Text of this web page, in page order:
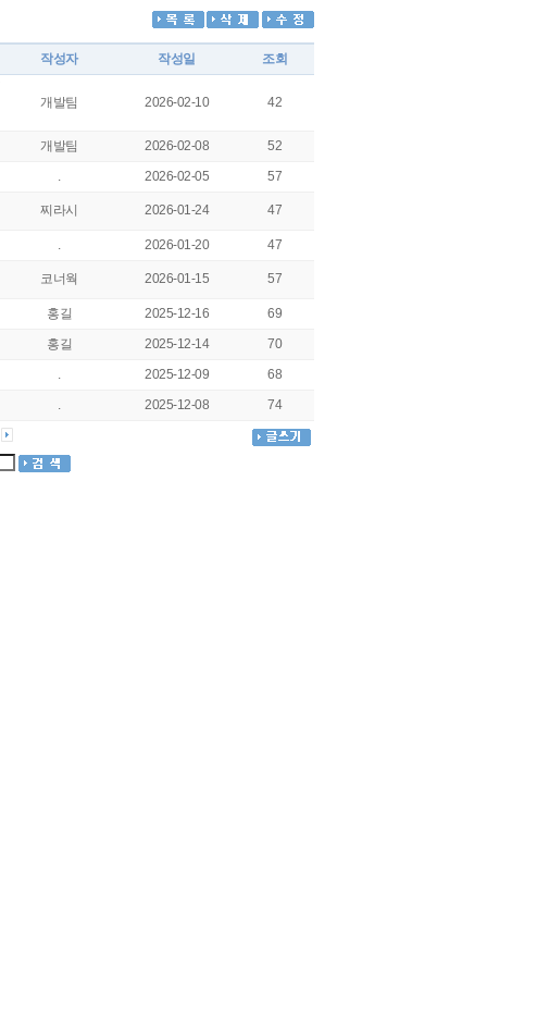
작성자 작성일 조회
개발팀 2026-02-10 42
개발팀 2026-02-08
52
. 2026-02-05 57
찌라시 2026-01-24 47
. 2026-01-20 47
코너웍 2026-01-15 57
홍길 2025-12-16
69
홍길 2025-12-14
70
. 2025-12-09
68
. 2025-12-08 74